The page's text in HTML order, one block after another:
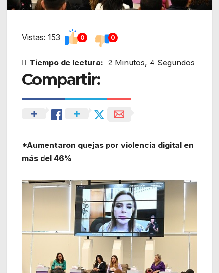
Vistas: 153 0 0
Tiempo de lectura: 2 Minutos, 4 Segundos
Compartir:
*Aumentaron quejas por violencia digital en
más del 46%